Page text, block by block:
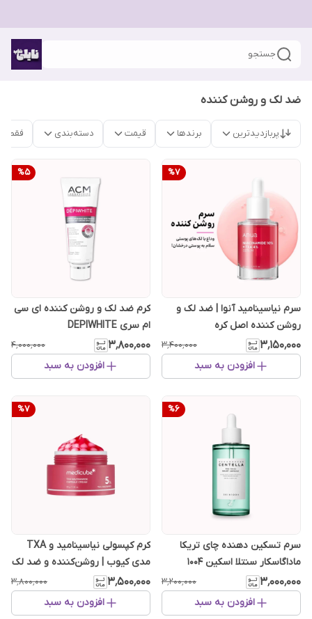
جستجو
ضد لک و روشن کننده
پربازدیدترین برندها قیمت دسته‌بندی فقط
%7
سرم نیاسینامید آنوا | ضد لک و
روشن کننده اصل کره
۳٬۱۵۰٬۰۰۰ ۳٬۴۰۰٬۰۰۰
افزودن به سبد
%5
کرم ضد لک و روشن کننده ای سی
ام سری DEPIWHITE
۳٬۸۰۰٬۰۰۰ ۴٬۰۰۰٬۰۰۰
افزودن به سبد
%6
سرم تسکین دهنده چای تریکا
ماداگاسکار سنتلا اسکین ۱۰۰۴
۳٬۰۰۰٬۰۰۰ ۳٬۲۰۰٬۰۰۰
افزودن به سبد
%7
کرم کپسولی نیاسینامید و TXA
مدی کیوب | روشن‌کننده و ضد لک
تخصصی
۳٬۵۰۰٬۰۰۰ ۳٬۸۰۰٬۰۰۰
افزودن به سبد